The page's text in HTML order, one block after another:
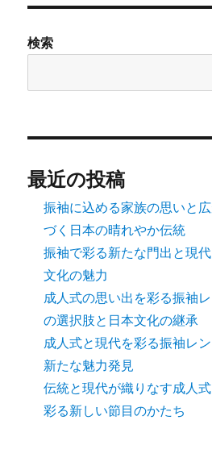
検索
最近の投稿
振袖に込める家族の思いと
づく日本の晴れやか伝統
振袖で彩る新たな門出と現
文化の魅力
成人式の思い出を彩る振袖
の選択肢と日本文化の継承
成人式と現代を彩る振袖レ
新たな魅力発見
伝統と現代が織りなす成人
彩る新しい節目のかたち